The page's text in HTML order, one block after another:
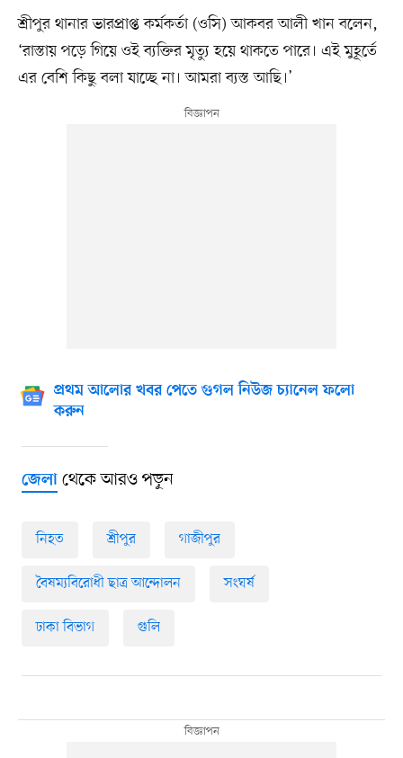
শ্রীপুর থানার ভারপ্রাপ্ত কর্মকর্তা (ওসি) আকবর আলী খান বলেন,
‘রাস্তায় পড়ে গিয়ে ওই ব্যক্তির মৃত্যু হয়ে থাকতে পারে। এই মুহূর্তে
এর বেশি কিছু বলা যাচ্ছে না। আমরা ব্যস্ত আছি।’
প্রথম আলোর খবর পেতে গুগল নিউজ চ্যানেল ফলো
করুন
জেলাথেকে আরও পড়ুন
নিহত শ্রীপুর গাজীপুর
বৈষম্যবিরোধী ছাত্র আন্দোলন সংঘর্ষ
ঢাকা বিভাগ গুলি